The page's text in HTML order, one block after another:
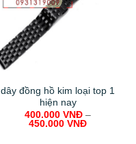
dây đồng hồ kim loại top 1
hiện nay
400.000 VNĐ –
450.000 VNĐ